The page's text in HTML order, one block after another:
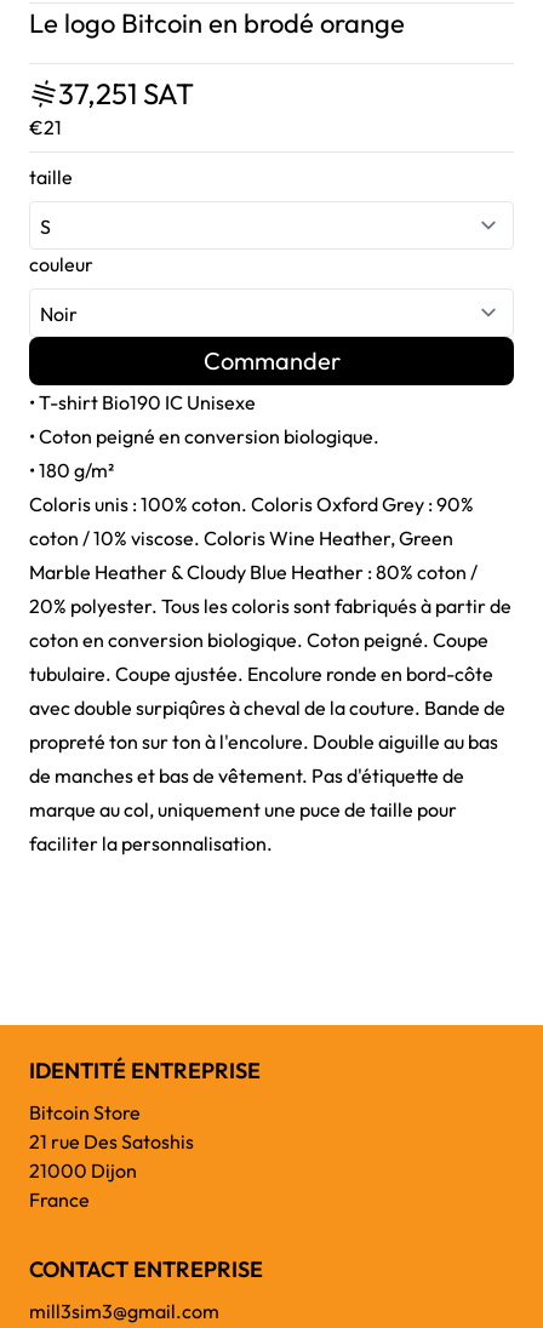
Le logo Bitcoin en brodé orange
37,251 SAT
€21
taille
couleur
Commander
• T-shirt Bio190 IC Unisexe
• Coton peigné en conversion biologique.
• 180 g/m²
Coloris unis : 100% coton. Coloris Oxford Grey : 90%
coton / 10% viscose. Coloris Wine Heather, Green
Marble Heather & Cloudy Blue Heather : 80% coton /
20% polyester. Tous les coloris sont fabriqués à partir de
coton en conversion biologique. Coton peigné. Coupe
tubulaire. Coupe ajustée. Encolure ronde en bord-côte
avec double surpiqûres à cheval de la couture. Bande de
propreté ton sur ton à l'encolure. Double aiguille au bas
de manches et bas de vêtement. Pas d'étiquette de
marque au col, uniquement une puce de taille pour
faciliter la personnalisation.
IDENTITÉ ENTREPRISE
Bitcoin Store
21 rue Des Satoshis
21000 Dijon
France
CONTACT ENTREPRISE
mill3sim3@gmail.com